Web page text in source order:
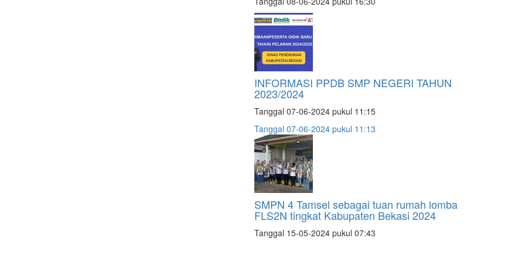
INFORMASI PPDB SMP NEGERI TAHUN
2023/2024
Tanggal 07-06-2024 pukul 11:15
Tanggal 07-06-2024 pukul 11:13
SMPN 4 Tamsel sebagai tuan rumah lomba
FLS2N tingkat Kabupaten Bekasi 2024
Tanggal 15-05-2024 pukul 07:43